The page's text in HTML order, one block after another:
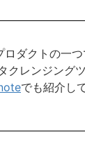
ダクトの一つ
クレンジング
でも紹介し